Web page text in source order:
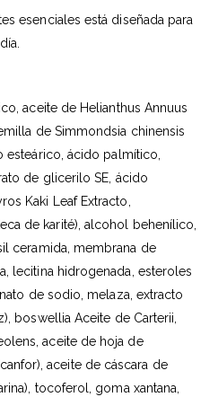
esenciales está diseñada para
aceite de Helianthus Annuus
de Simmondsia chinensis
esteárico, ácido palmítico,
de glicerilo SE, ácido
Kaki Leaf Extracto,
de karité), alcohol behenílico,
ceramida, membrana de
lecitina hidrogenada, esteroles
de sodio, melaza, extracto
boswellia Aceite de Carterii,
aceite de hoja de
aceite de cáscara de
tocoferol, goma xantana,